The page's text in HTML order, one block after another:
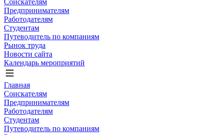
Соискателям
Предпринимателям
Работодателям
Студентам
Путеводитель по компаниям
Рынок труда
Новости сайта
Календарь мероприятий
Главная
Соискателям
Предпринимателям
Работодателям
Студентам
Путеводитель по компаниям